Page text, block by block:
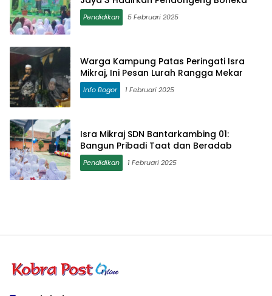
Pendidikan 5 Februari 2025
Warga Kampung Patas Peringati Isra
Mikraj, Ini Pesan Lurah Rangga Mekar
Info Bogor 1 Februari 2025
Isra Mikraj SDN Bantarkambing 01:
Bangun Pribadi Taat dan Beradab
Pendidikan 1 Februari 2025